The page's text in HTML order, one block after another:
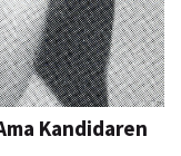
Kandidaren
ANDOAIN